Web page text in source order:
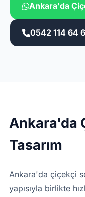
Ankara'da
0542 114 64
Ankara'da
Tasarım
Ankara'da çiçekçi
yapısıyla birlikte